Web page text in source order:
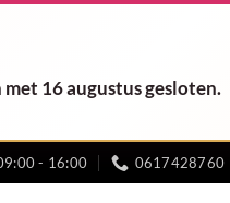
16 augustus gesloten.
- 16:00 0617428760